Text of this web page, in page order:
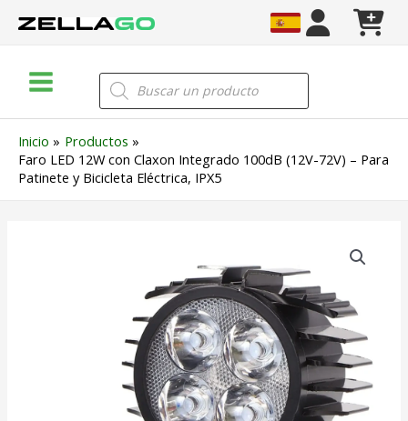
Menu
Búsqueda
de
productos
Inicio
Productos
Faro LED 12W con Claxon Integrado 100dB (12V-72V) – Para
Patinete y Bicicleta Eléctrica, IPX5